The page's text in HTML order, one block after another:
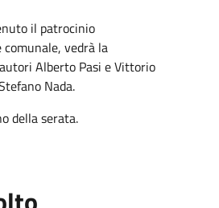
il patrocinio
comunale, vedrà la
Alberto Pasi e Vittorio
Nada.
della serata.